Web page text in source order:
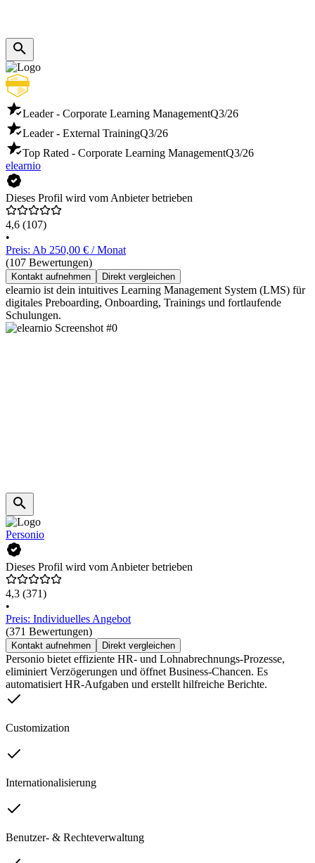
Leader - Corporate Learning ManagementQ3/26
Leader - External TrainingQ3/26
Top Rated - Corporate Learning ManagementQ3/26
elearnio
Dieses Profil wird vom Anbieter betrieben
4,6 (107)
•
Preis: Ab 250,00 € / Monat
(107 Bewertungen)
Kontakt aufnehmen Direkt vergleichen
elearnio ist dein intuitives Learning Management System (LMS) für
digitales Preboarding, Onboarding, Trainings und fortlaufende
Schulungen.
Personio
Dieses Profil wird vom Anbieter betrieben
4,3 (371)
•
Preis: Individuelles Angebot
(371 Bewertungen)
Kontakt aufnehmen Direkt vergleichen
Personio bietet effiziente HR- und Lohnabrechnungs-Prozesse,
eliminiert Verzögerungen und öffnet Business-Chancen. Es
automatisiert HR-Aufgaben und erstellt hilfreiche Berichte.
Customization
Internationalisierung
Benutzer- & Rechteverwaltung